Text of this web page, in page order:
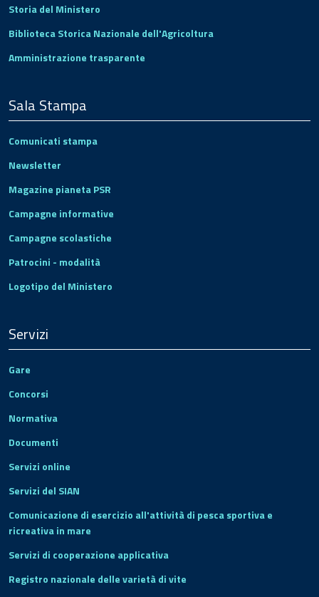
Storia del Ministero
Biblioteca Storica Nazionale dell'Agricoltura
Amministrazione trasparente
Sala Stampa
Comunicati stampa
Newsletter
Magazine pianeta PSR
Campagne informative
Campagne scolastiche
Patrocini - modalità
Logotipo del Ministero
Servizi
Gare
Concorsi
Normativa
Documenti
Servizi online
Servizi del SIAN
Comunicazione di esercizio all'attività di pesca sportiva e
ricreativa in mare
Servizi di cooperazione applicativa
Registro nazionale delle varietà di vite